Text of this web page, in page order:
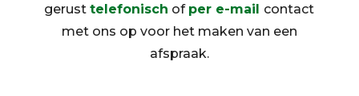
gerusttelefonisch of per e-mail contact
met ons op voor het maken van een
afspraak.